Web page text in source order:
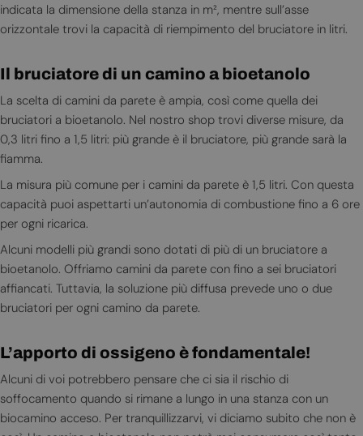
indicata la dimensione della stanza in m², mentre sull’asse
orizzontale trovi la capacità di riempimento del bruciatore in litri.
Il bruciatore di un camino a bioetanolo
La scelta di camini da parete è ampia, così come quella dei
bruciatori a bioetanolo. Nel nostro shop trovi diverse misure, da
0,3 litri fino a 1,5 litri: più grande è il bruciatore, più grande sarà la
fiamma.
La misura più comune per i camini da parete è 1,5 litri. Con questa
capacità puoi aspettarti un’autonomia di combustione fino a 6 ore
per ogni ricarica.
Alcuni modelli più grandi sono dotati di più di un bruciatore a
bioetanolo. Offriamo camini da parete con fino a sei bruciatori
affiancati. Tuttavia, la soluzione più diffusa prevede uno o due
bruciatori per ogni camino da parete.
L’apporto di ossigeno è fondamentale!
Alcuni di voi potrebbero pensare che ci sia il rischio di
soffocamento quando si rimane a lungo in una stanza con un
biocamino acceso. Per tranquillizzarvi, vi diciamo subito che non è